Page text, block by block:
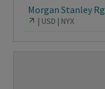
Morgan Stanley Rg
USD NYX